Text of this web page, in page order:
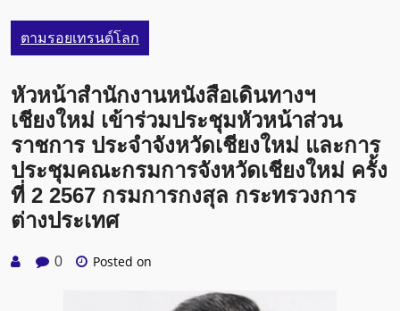
ตามรอยเทรนด์โลก
หัวหน้าสำนักงานหนังสือเดินทางฯ
เชียงใหม่ เข้าร่วมประชุมหัวหน้าส่วน
ราชการ ประจำจังหวัดเชียงใหม่ และการ
ประชุมคณะกรมการจังหวัดเชียงใหม่ ครั้ง
ที่ 2 2567 กรมการกงสุล กระทรวงการ
ต่างประเทศ
0 Posted on